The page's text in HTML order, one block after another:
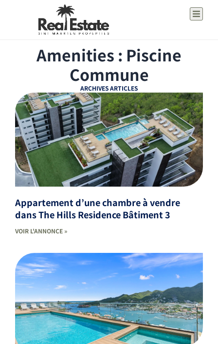
Amenities : Piscine
Commune
ARCHIVES ARTICLES
Appartement d’une chambre à vendre
dans The Hills Residence Bâtiment 3
VOIR L'ANNONCE »